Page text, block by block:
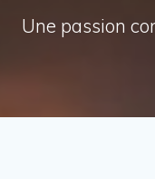
Une passion